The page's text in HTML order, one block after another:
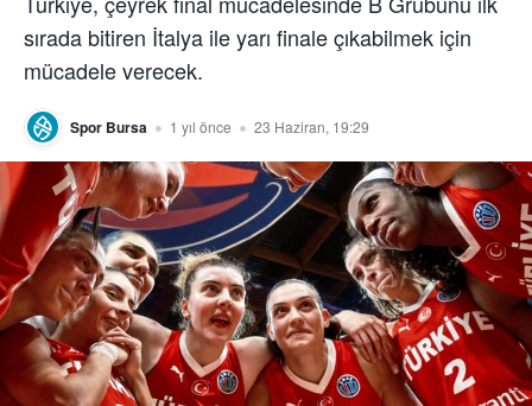
sırada bitiren İtalya ile yarı finale çıkabilmek için
mücadele verecek.
Spor Bursa 1 yıl önce 23 Haziran, 19:29